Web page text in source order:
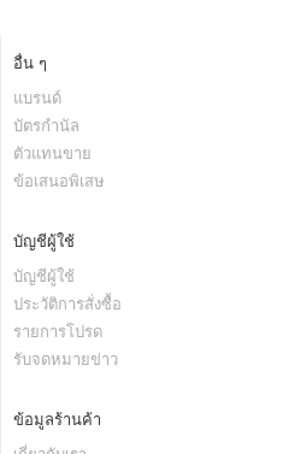
อื่น ๆ
แบรนด์
บัตรกำนัล
ตัวแทนขาย
ข้อเสนอพิเสษ
บัญชีผู้ใช้
บัญชีผู้ใช้
ประวัติการสั่งซื้อ
รายการโปรด
รับจดหมายข่าว
ข้อมูลร้านค้า